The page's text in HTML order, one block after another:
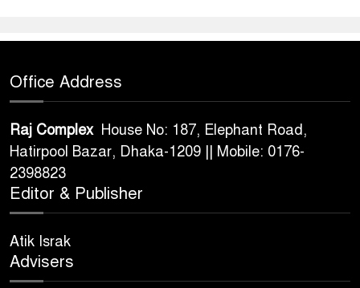
Office Address
Raj Complex House No: 187, Elephant Road,
Hatirpool Bazar, Dhaka-1209 || Mobile: 0176-
2398823
Editor & Publisher
Atik Israk
Advisers